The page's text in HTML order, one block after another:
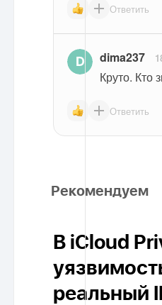
Ответить
dima237
Круто. Кто
Ответить
Рекомендуем
В iCloud
реальный